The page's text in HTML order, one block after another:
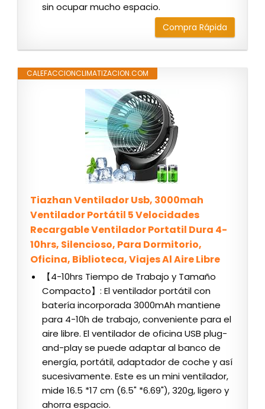
sin ocupar mucho espacio.
Compra Rápida
CALEFACCIONCLIMATIZACION.COM
Tiazhan Ventilador Usb, 3000mah
Ventilador Portátil 5 Velocidades
Recargable Ventilador Portatil Dura 4-
10hrs, Silencioso, Para Dormitorio,
Oficina, Biblioteca, Viajes Al Aire Libre
【4-10hrs Tiempo de Trabajo y Tamaño
Compacto】: El ventilador portátil con
batería incorporada 3000mAh mantiene
para 4-10h de trabajo, conveniente para el
aire libre. El ventilador de oficina USB plug-
and-play se puede adaptar al banco de
energía, portátil, adaptador de coche y así
sucesivamente. Este es un mini ventilador,
mide 16.5 *17 cm (6.5" *6.69"), 320g, ligero y
ahorra espacio.